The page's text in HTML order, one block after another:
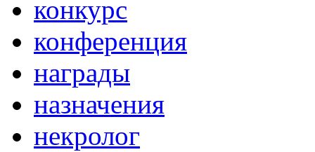
конкурс
конференция
награды
назначения
некролог